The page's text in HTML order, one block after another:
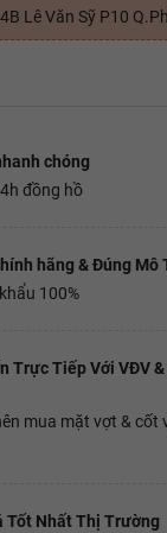
Lê Văn Sỹ P10
chóng
đồng hồ
hãng & Đúng Mô
100%
Trực Tiếp Với VĐV &
mua mặt vợt & cốt
Tốt Nhất Thị Trường